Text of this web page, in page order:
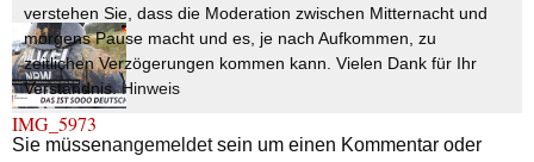
IMG_5973
verstehen Sie, dass die Moderation zwischen Mitternacht und
morgens Pause macht und es, je nach Aufkommen, zu
zeitlichen Verzögerungen kommen kann. Vielen Dank für Ihr
Verständnis.Hinweis
Sie müssenangemeldetsein um einen Kommentar oder